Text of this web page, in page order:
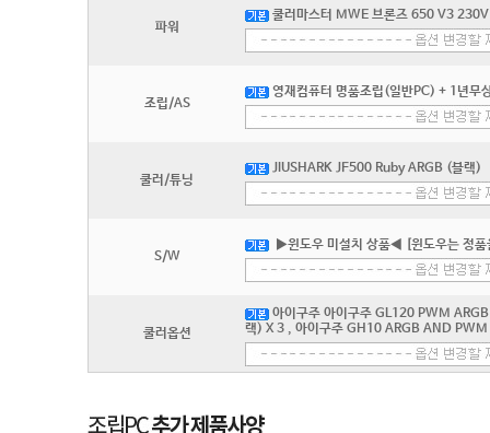
파워
쿨러마스터 MWE 브론즈 650 V3
조립/AS
영재컴퓨터 명품조립(일반PC) + 1년무
쿨러/튜닝
JIUSHARK JF500 Ruby ARGB (블랙)
S/W
▶윈도우 미설치 상품◀ [윈도우는 정
쿨러옵션
아이구주 아이구주 GL120 PWM
랙) X 3 , 아이구주 GH10 ARGB AND